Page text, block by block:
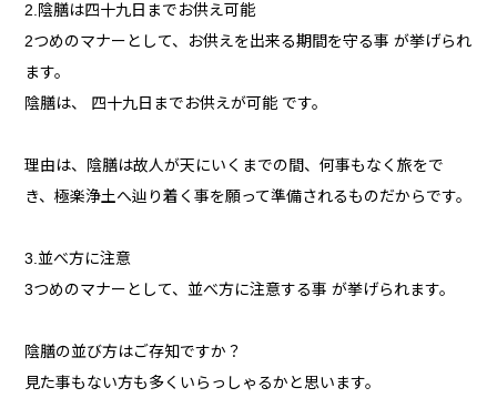
2.陰膳は四十九日までお供え可能
2つめのマナーとして、お供えを出来る期間を守る事 が挙げられ
ます。
陰膳は、 四十九日までお供えが可能 です。
理由は、陰膳は故人が天にいくまでの間、何事もなく旅をで
き、極楽浄土へ辿り着く事を願って準備されるものだからです。
3.並べ方に注意
3つめのマナーとして、並べ方に注意する事 が挙げられます。
陰膳の並び方はご存知ですか？
見た事もない方も多くいらっしゃるかと思います。